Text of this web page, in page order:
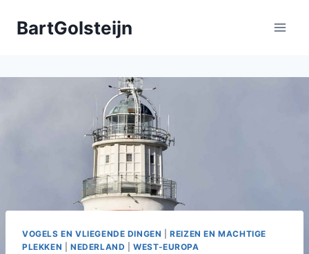
naarBartGolsteijn
VOGELS EN VLIEGENDE DINGEN |REIZEN EN MACHTIGE
PLEKKEN
NEDERLAND |WEST-EUROPA